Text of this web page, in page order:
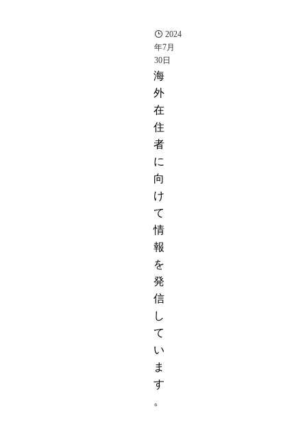
2024
年7月
30日
海
外
在
住
者
に
向
け
て
情
報
を
発
信
し
て
い
ま
す
。